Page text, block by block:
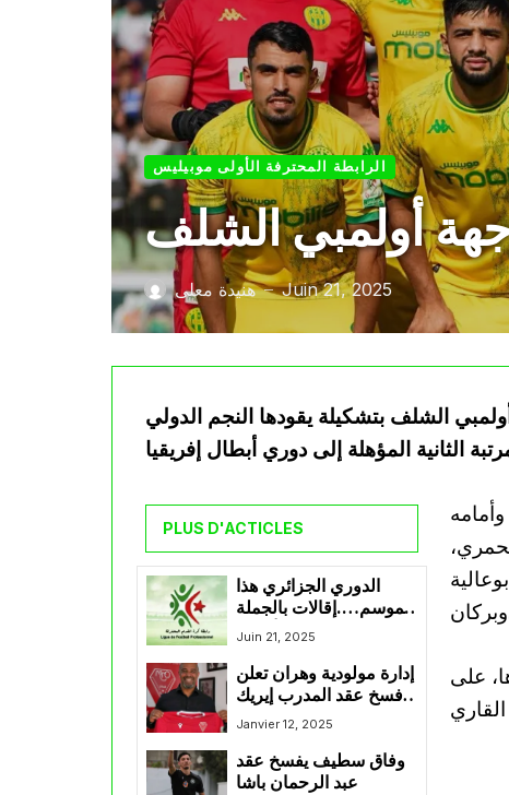
الرابطة المحترفة الأولى موبيليس
أولمبي الشلف
هنيدة معلى — Juin 21, 2025
الشلف بتشكيلة يقودها النجم الدولي
PLUS D'ACTICLES
الدوري الجزائري هذا
الموسم….إقالات بالجملة
للمدربين والأجانب
Juin 21, 2025
إدارة مولودية وهران تعلن
فسخ عقد المدرب إيريك
شال بالتراضي
Janvier 12, 2025
وفاق سطيف يفسخ عقد
عبد الرحمان باشا
على